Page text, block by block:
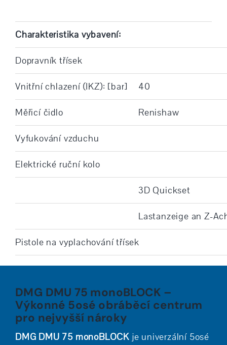
Charakteristika vybavení:
Dopravník třísek
Vnitřní chlazení (IKZ): [bar] 40
Měřicí čidlo Renishaw
Vyfukování vzduchu
Elektrické ruční kolo
3D Quickset
Lastanzeige an Z-
Pistole na vyplachování třísek
DMG DMU 75 monoBLOCK –
Výkonné 5osé obráběcí centrum
pro nejvyšší nároky
DMG DMU 75 monoBLOCKje univerzální 5osé